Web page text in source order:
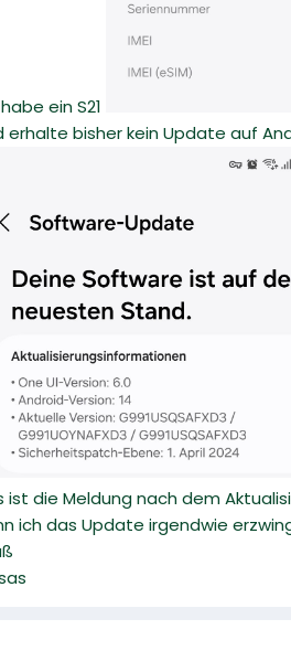
ein S21
erhalte bisher kein Update auf
ist die Meldung nach dem
ich das Update irgendwie